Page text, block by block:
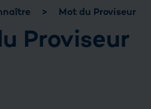
> Mot du Proviseur
Proviseur